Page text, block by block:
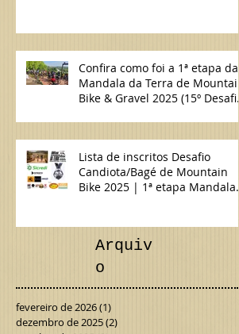
2025
Confira como foi a 1ª etapa da
Lista de inscritos Desafio
da Terra MTB & Gravel
o